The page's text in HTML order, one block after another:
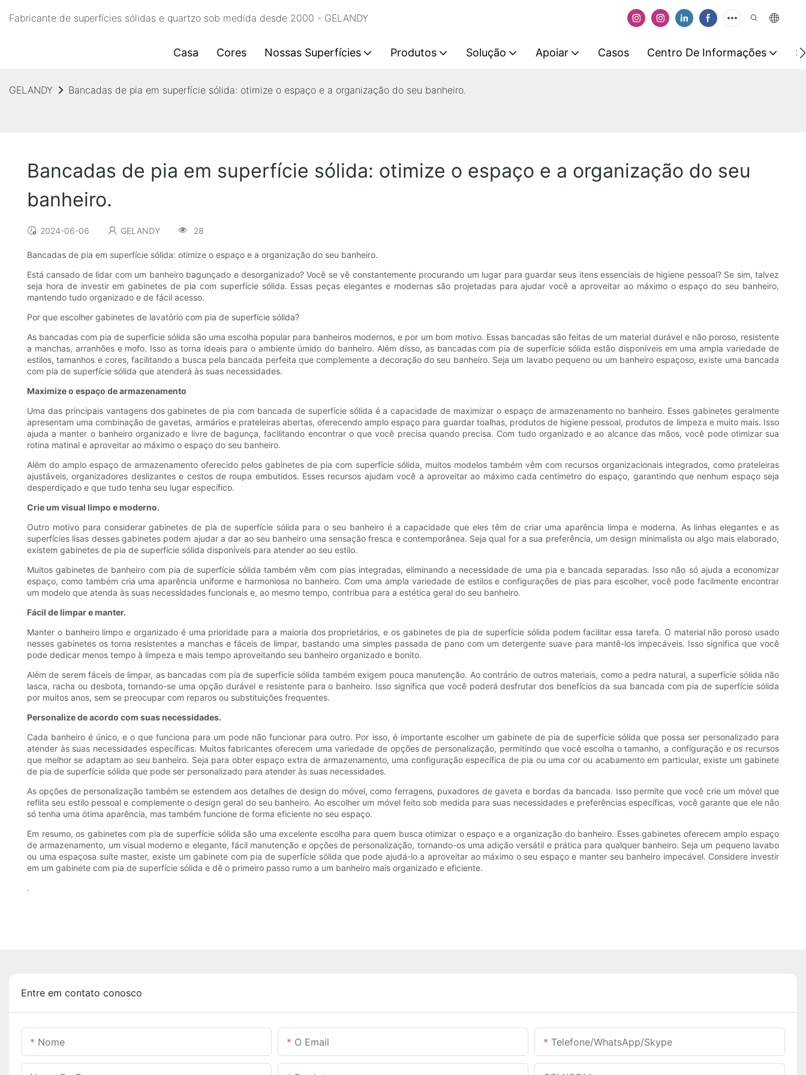
Fabricante de superfícies sólidas e quartzo sob medida desde 2000 - GELANDY
Casa Cores Nossas Superfícies Produtos Solução Apoiar Casos Centro De Informações
GELANDY Bancadas de pia em superfície sólida: otimize o espaço e a organização do seu banheiro.
Bancadas de pia em superfície sólida: otimize o espaço e a organização do seu
banheiro.
2024-06-06 GELANDY 28
Bancadas de pia em superfície sólida: otimize o espaço e a organização do seu banheiro.
Está cansado de lidar com um banheiro bagunçado e desorganizado? Você se vê constantemente procurando um lugar para guardar seus itens essenciais de higiene pessoal? Se sim, talvez
seja hora de investir em gabinetes de pia com superfície sólida. Essas peças elegantes e modernas são projetadas para ajudar você a aproveitar ao máximo o espaço do seu banheiro,
mantendo tudo organizado e de fácil acesso.
Por que escolher gabinetes de lavatório com pia de superfície sólida?
As bancadas com pia de superfície sólida são uma escolha popular para banheiros modernos, e por um bom motivo. Essas bancadas são feitas de um material durável e não poroso, resistente
a manchas, arranhões e mofo. Isso as torna ideais para o ambiente úmido do banheiro. Além disso, as bancadas com pia de superfície sólida estão disponíveis em uma ampla variedade de
estilos, tamanhos e cores, facilitando a busca pela bancada perfeita que complemente a decoração do seu banheiro. Seja um lavabo pequeno ou um banheiro espaçoso, existe uma bancada
com pia de superfície sólida que atenderá às suas necessidades.
Maximize o espaço de armazenamento
Uma das principais vantagens dos gabinetes de pia com bancada de superfície sólida é a capacidade de maximizar o espaço de armazenamento no banheiro. Esses gabinetes geralmente
apresentam uma combinação de gavetas, armários e prateleiras abertas, oferecendo amplo espaço para guardar toalhas, produtos de higiene pessoal, produtos de limpeza e muito mais. Isso
ajuda a manter o banheiro organizado e livre de bagunça, facilitando encontrar o que você precisa quando precisa. Com tudo organizado e ao alcance das mãos, você pode otimizar sua
rotina matinal e aproveitar ao máximo o espaço do seu banheiro.
Além do amplo espaço de armazenamento oferecido pelos gabinetes de pia com superfície sólida, muitos modelos também vêm com recursos organizacionais integrados, como prateleiras
ajustáveis, organizadores deslizantes e cestos de roupa embutidos. Esses recursos ajudam você a aproveitar ao máximo cada centímetro do espaço, garantindo que nenhum espaço seja
desperdiçado e que tudo tenha seu lugar específico.
Crie um visual limpo e moderno.
Outro motivo para considerar gabinetes de pia de superfície sólida para o seu banheiro é a capacidade que eles têm de criar uma aparência limpa e moderna. As linhas elegantes e as
superfícies lisas desses gabinetes podem ajudar a dar ao seu banheiro uma sensação fresca e contemporânea. Seja qual for a sua preferência, um design minimalista ou algo mais elaborado,
existem gabinetes de pia de superfície sólida disponíveis para atender ao seu estilo.
Muitos gabinetes de banheiro com pia de superfície sólida também vêm com pias integradas, eliminando a necessidade de uma pia e bancada separadas. Isso não só ajuda a economizar
espaço, como também cria uma aparência uniforme e harmoniosa no banheiro. Com uma ampla variedade de estilos e configurações de pias para escolher, você pode facilmente encontrar
um modelo que atenda às suas necessidades funcionais e, ao mesmo tempo, contribua para a estética geral do seu banheiro.
Fácil de limpar e manter.
Manter o banheiro limpo e organizado é uma prioridade para a maioria dos proprietários, e os gabinetes de pia de superfície sólida podem facilitar essa tarefa. O material não poroso usado
nesses gabinetes os torna resistentes a manchas e fáceis de limpar, bastando uma simples passada de pano com um detergente suave para mantê-los impecáveis. Isso significa que você
pode dedicar menos tempo à limpeza e mais tempo aproveitando seu banheiro organizado e bonito.
Além de serem fáceis de limpar, as bancadas com pia de superfície sólida também exigem pouca manutenção. Ao contrário de outros materiais, como a pedra natural, a superfície sólida não
lasca, racha ou desbota, tornando-se uma opção durável e resistente para o banheiro. Isso significa que você poderá desfrutar dos benefícios da sua bancada com pia de superfície sólida
por muitos anos, sem se preocupar com reparos ou substituições frequentes.
Personalize de acordo com suas necessidades.
Cada banheiro é único, e o que funciona para um pode não funcionar para outro. Por isso, é importante escolher um gabinete de pia de superfície sólida que possa ser personalizado para
atender às suas necessidades específicas. Muitos fabricantes oferecem uma variedade de opções de personalização, permitindo que você escolha o tamanho, a configuração e os recursos
que melhor se adaptam ao seu banheiro. Seja para obter espaço extra de armazenamento, uma configuração específica de pia ou uma cor ou acabamento em particular, existe um gabinete
de pia de superfície sólida que pode ser personalizado para atender às suas necessidades.
As opções de personalização também se estendem aos detalhes de design do móvel, como ferragens, puxadores de gaveta e bordas da bancada. Isso permite que você crie um móvel que
reflita seu estilo pessoal e complemente o design geral do seu banheiro. Ao escolher um móvel feito sob medida para suas necessidades e preferências específicas, você garante que ele não
só tenha uma ótima aparência, mas também funcione de forma eficiente no seu espaço.
Em resumo, os gabinetes com pia de superfície sólida são uma excelente escolha para quem busca otimizar o espaço e a organização do banheiro. Esses gabinetes oferecem amplo espaço
de armazenamento, um visual moderno e elegante, fácil manutenção e opções de personalização, tornando-os uma adição versátil e prática para qualquer banheiro. Seja um pequeno lavabo
ou uma espaçosa suíte master, existe um gabinete com pia de superfície sólida que pode ajudá-lo a aproveitar ao máximo o seu espaço e manter seu banheiro impecável. Considere investir
em um gabinete com pia de superfície sólida e dê o primeiro passo rumo a um banheiro mais organizado e eficiente.
.
Entre em contato conosco
Nome O Email Telefone/WhatsApp/Skype